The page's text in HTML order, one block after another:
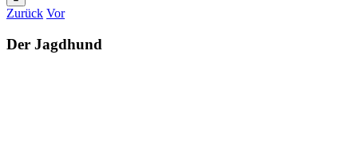
Facebook
YouTube
Instagram
Zurück Vor
Der Jagdhund